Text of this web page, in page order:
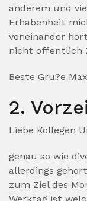
anderem und
Erhabenheit
voneinander
nicht offentlich
Beste Gru?e
2.
Liebe Kollegen
genau so wie
allerdings
zum Ziel des